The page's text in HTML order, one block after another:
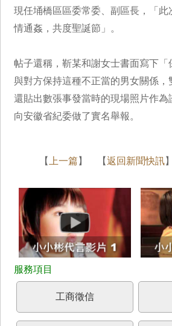
現任埇橋區區委常委、副區長，「此
情通姦，共度聖誕節」。
帖子還稱，靳某和謝女士書面寫下
與對方保持這種不正當的男女關係，
還貼出數張事發當時的現場照片作
向安徽省紀委做了實名舉報。
【 上一篇 】 【返回新聞快訊
工商徵信